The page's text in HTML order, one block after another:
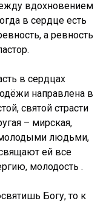
вдохновением
в сердце есть
а ревность
в сердцах
направлена в
святой страсти
– мирская,
молодыми людьми,
ей все
молодость .
Богу, то к